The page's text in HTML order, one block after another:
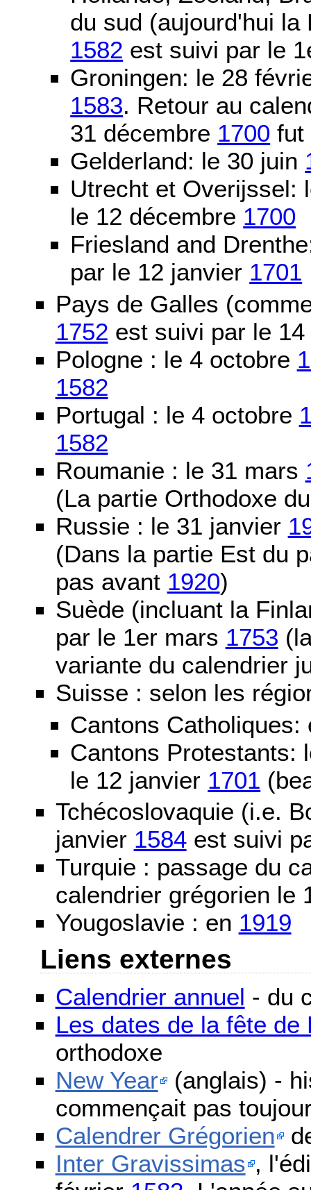
du sud (aujourd'hui la
1582 est suivi par le
Groningen: le 28
1583. Retour au
31 décembre 1700 fut
Gelderland: le 30 juin
Utrecht et Overijssel:
le 12 décembre 1700
Friesland and
par le 12 janvier 1701
Pays de Galles
1752 est suivi par le
Pologne : le 4 octobre
1582
Portugal : le 4 octobre
1582
Roumanie : le 31 mars
(La partie Orthodoxe
Russie : le 31 janvier
(Dans la partie Est du
pas avant 1920)
Suède (incluant la
par le 1er mars 1753
variante du calendrier
Suisse : selon les
Cantons
Cantons Protestants:
le 12 janvier 1701
Tchécoslovaquie (i.e.
janvier 1584est suivi
Turquie : passage du
calendrier grégorien le
Yougoslavie : en 1919
Liens externes
Calendrier annuel - du
Les dates de la fête de
orthodoxe
New Year (anglais) -
commençait pas
Calendrer Grégorien
Inter Gravissimas ,